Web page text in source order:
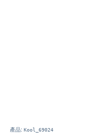
產品: Kool_69024